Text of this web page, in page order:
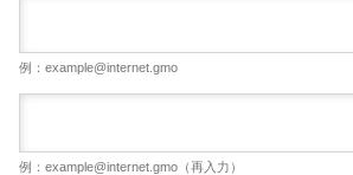
例： example@internet.gmo
例： example@internet.gmo （再入力）